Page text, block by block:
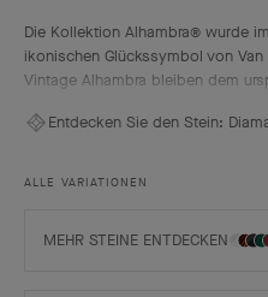
Die Kollektion Alhambra® wurde
ikonischen Glückssymbol von
Vintage Alhambra bleiben dem
vom vierblättrigen Kleeblatt als
verschiedensten Materialien
Entdecken Sie den Stein:
ALLE VARIATIONEN
MEHR STEINE ENTDECKEN